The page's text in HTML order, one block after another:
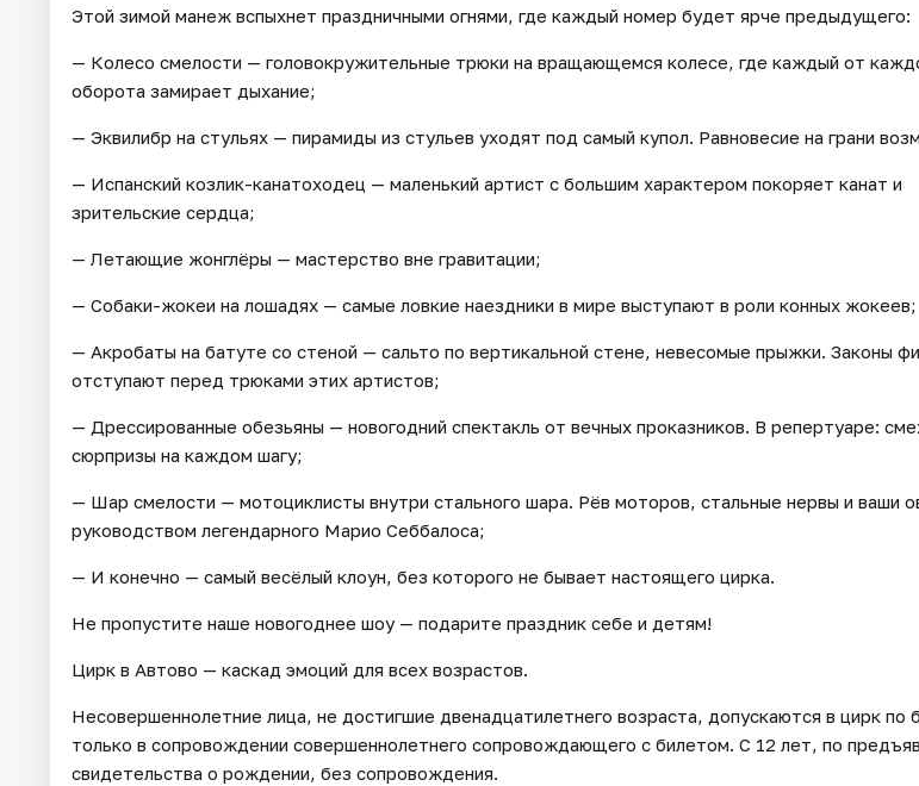
Этой зимой манеж вспыхнет праздничными огнями, где каждый номер будет ярче предыдущего:
— Колесо смелости — головокружительные трюки на вращающемся колесе, где каждый от
оборота замирает дыхание;
— Эквилибр на стульях — пирамиды из стульев уходят под самый купол. Равновесие на грани
— Испанский козлик-канатоходец — маленький артист с большим характером покоряет канат и
зрительские сердца;
— Летающие жонглёры — мастерство вне гравитации;
— Собаки-жокеи на лошадях — самые ловкие наездники в мире выступают в роли конных жокеев;
— Акробаты на батуте со стеной — сальто по вертикальной стене, невесомые прыжки. Законы
отступают перед трюками этих артистов;
— Дрессированные обезьяны — новогодний спектакль от вечных проказников. В репертуаре:
сюрпризы на каждом шагу;
— Шар смелости — мотоциклисты внутри стального шара. Рёв моторов, стальные нервы и ваши
руководством легендарного Марио Себбалоса;
— И конечно — самый весёлый клоун, без которого не бывает настоящего цирка.
Не пропустите наше новогоднее шоу — подарите праздник себе и детям!
Цирк в Автово — каскад эмоций для всех возрастов.
Несовершеннолетние лица, не достигшие двенадцатилетнего возраста, допускаются в цирк по
только в сопровождении совершеннолетнего сопровождающего с билетом. С 12 лет, по
свидетельства о рождении, без сопровождения.